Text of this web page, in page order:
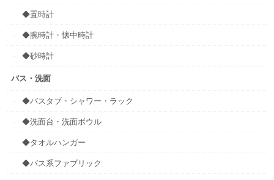
◆置時計
◆腕時計・懐中時計
◆砂時計
バス・洗面
◆バスタブ・シャワー・ラック
◆洗面台・洗面ボウル
◆タオルハンガー
◆バス系ファブリック